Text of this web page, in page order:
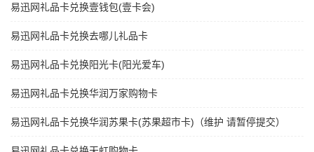
易迅网礼品卡兑换壹钱包(壹卡会)
易迅网礼品卡兑换去哪儿礼品卡
易迅网礼品卡兑换阳光卡(阳光爱车)
易迅网礼品卡兑换华润万家购物卡
易迅网礼品卡兑换华润苏果卡(苏果超市卡)（维护 请暂停提交）